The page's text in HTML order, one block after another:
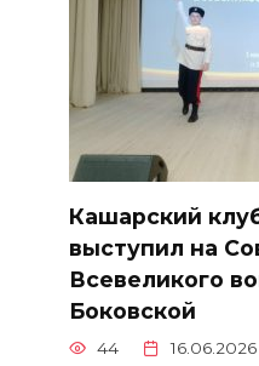
Кашарский
выступил на
Всевеликого
Боковской
44 16.06.2026